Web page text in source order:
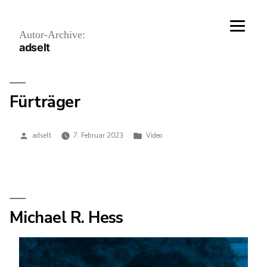
springenAutor-Archive:
adselt
Fürträger
Veröffentlicht
adselt 7. Februar 2023
Veröffentlicht
Video
Michael R. Hess